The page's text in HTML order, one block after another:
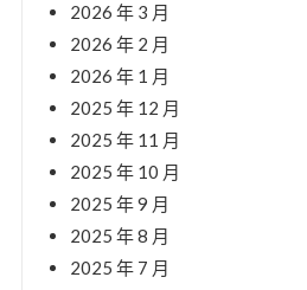
2026 年 3 月
2026 年 2 月
2026 年 1 月
2025 年 12 月
2025 年 11 月
2025 年 10 月
2025 年 9 月
2025 年 8 月
2025 年 7 月